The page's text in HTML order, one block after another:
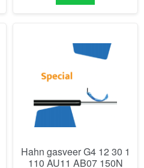
Hahn gasveer G4 12 30 1
110 AU11 AB07 150N